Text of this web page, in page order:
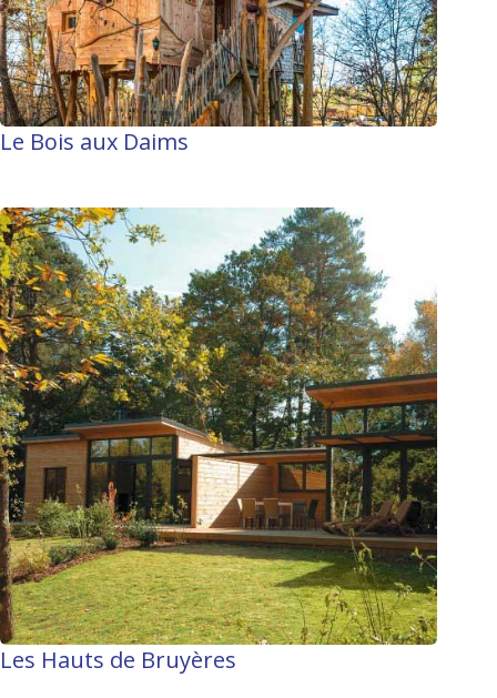
Le Bois aux Daims
Les Hauts de Bruyères